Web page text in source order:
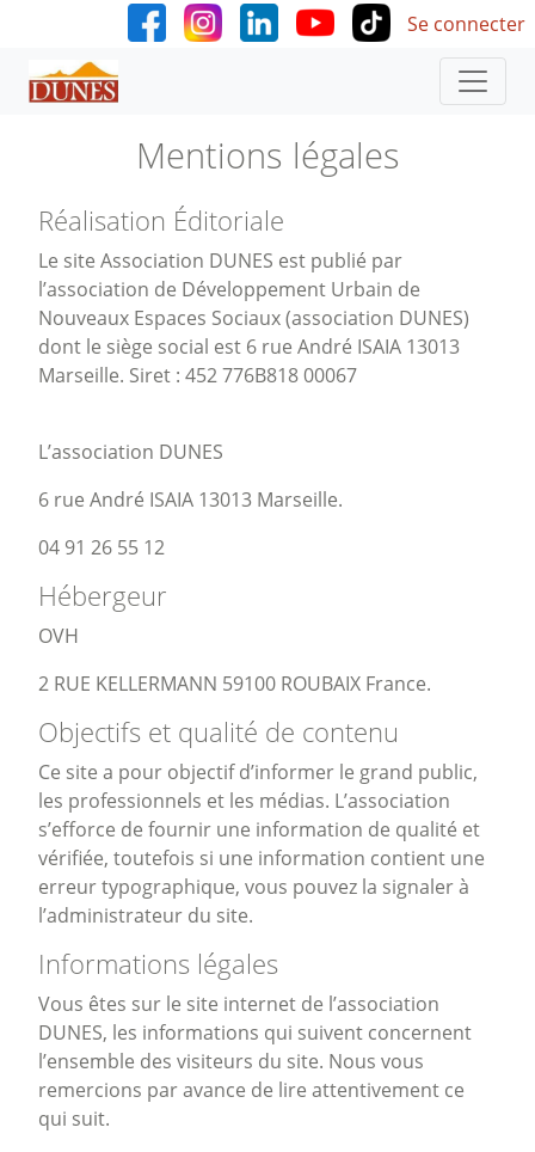
Aller au contenu principal User
Se connecter
Mentions légales
Réalisation Éditoriale
Le site Association DUNES est publié par
l’association de Développement Urbain de
Nouveaux Espaces Sociaux (association DUNES)
dont le siège social est 6 rue André ISAIA 13013
Marseille. Siret : 452 776B818 00067
L’association DUNES
6 rue André ISAIA 13013 Marseille.
04 91 26 55 12
Hébergeur
OVH
2 RUE KELLERMANN 59100 ROUBAIX France.
Objectifs et qualité de contenu
Ce site a pour objectif d’informer le grand public,
les professionnels et les médias. L’association
s’efforce de fournir une information de qualité et
vérifiée, toutefois si une information contient une
erreur typographique, vous pouvez la signaler à
l’administrateur du site.
Informations légales
Vous êtes sur le site internet de l’association
DUNES, les informations qui suivent concernent
l’ensemble des visiteurs du site. Nous vous
remercions par avance de lire attentivement ce
qui suit.